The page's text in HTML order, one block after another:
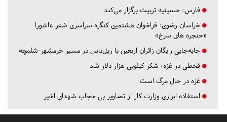
فارس: حسینیه تربیت برگزار می‌کند
خراسان رضوی: فراخوان هشتمین کنگره سراسری شعر عاشورا
«حنجره های سرخ»
جابه‌جایی رایگان زائران اربعین با ریل‌باس در مسیر خرمشهر-شلمچه
قحطی در غزه؛ شکر کیلویی هزار دلار شد
غزه در حال مرگ است
استفاده ابزاری وزارت کار از تصاویر بی حجاب شهدای اخیر